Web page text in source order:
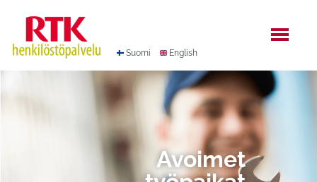
sisältöön
Suomi English
Avoimet